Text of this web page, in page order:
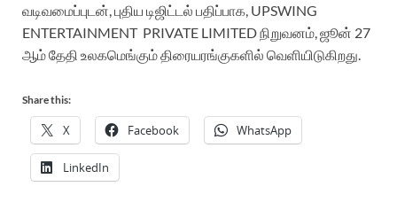
வடிவமைப்புடன், புதிய டிஜிட்டல் பதிப்பாக, UPSWING
ENTERTAINMENT PRIVATE LIMITED நிறுவனம், ஜூன் 27
ஆம் தேதி உலகமெங்கும் திரையரங்குகளில் வெளியிடுகிறது.
Share this:
X Facebook WhatsApp
LinkedIn